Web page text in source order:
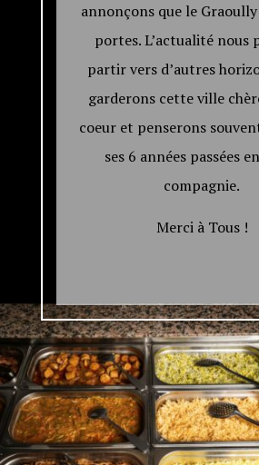
annonçons que le
portes. L’actualité nous
partir vers d’autres
garderons cette ville
coeur et penserons
ses 6 années passées
compagnie.
Merci à Tous !